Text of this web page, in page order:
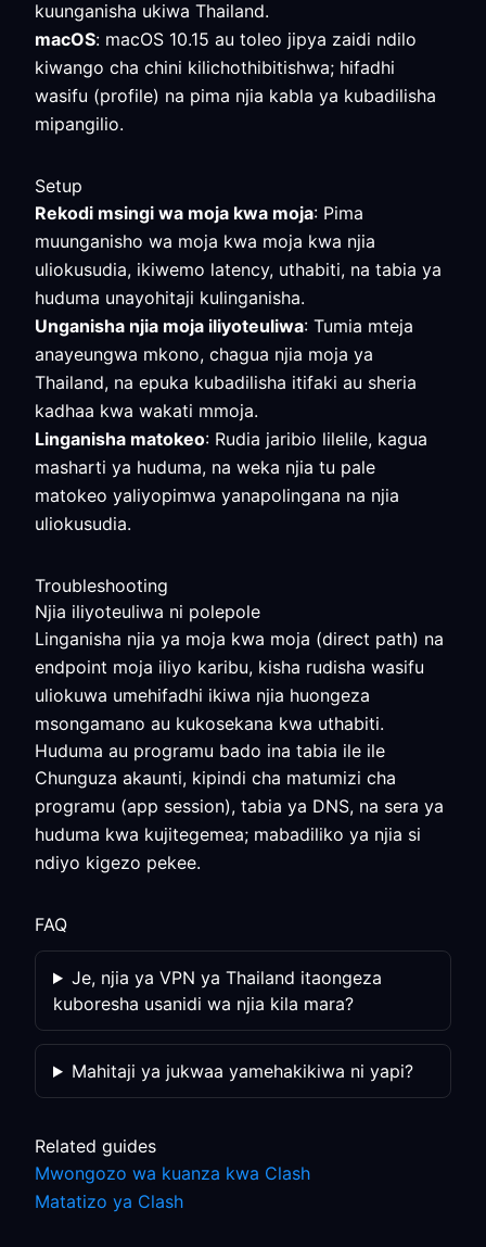
kuunganisha ukiwa Thailand.
macOS: macOS 10.15 au toleo jipya zaidi ndilo
kiwango cha chini kilichothibitishwa; hifadhi
wasifu (profile) na pima njia kabla ya kubadilisha
mipangilio.
Setup
Rekodi msingi wa moja kwa moja: Pima
muunganisho wa moja kwa moja kwa njia
uliokusudia, ikiwemo latency, uthabiti, na tabia ya
huduma unayohitaji kulinganisha.
Unganisha njia moja iliyoteuliwa: Tumia mteja
anayeungwa mkono, chagua njia moja ya
Thailand, na epuka kubadilisha itifaki au sheria
kadhaa kwa wakati mmoja.
Linganisha matokeo: Rudia jaribio lilelile, kagua
masharti ya huduma, na weka njia tu pale
matokeo yaliyopimwa yanapolingana na njia
uliokusudia.
Troubleshooting
Njia iliyoteuliwa ni polepole
Linganisha njia ya moja kwa moja (direct path) na
endpoint moja iliyo karibu, kisha rudisha wasifu
uliokuwa umehifadhi ikiwa njia huongeza
msongamano au kukosekana kwa uthabiti.
Huduma au programu bado ina tabia ile ile
Chunguza akaunti, kipindi cha matumizi cha
programu (app session), tabia ya DNS, na sera ya
huduma kwa kujitegemea; mabadiliko ya njia si
ndiyo kigezo pekee.
FAQ
Je, njia ya VPN ya Thailand itaongeza
kuboresha usanidi wa njia kila mara?
Mahitaji ya jukwaa yamehakikiwa ni yapi?
Related guides
Mwongozo wa kuanza kwa Clash
Matatizo ya Clash